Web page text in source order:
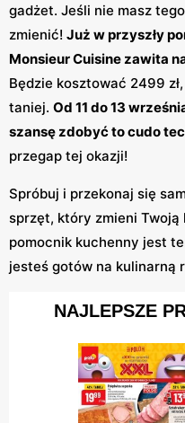
gadżet. Jeśli nie masz
zmienić! Już w przyszły
Monsieur Cuisine zawita
Będzie kosztować 2499
taniej. Od 11 do 13
szansę zdobyć to cudo
przegap tej okazji!
Spróbuj i przekonaj się
sprzęt, który zmieni
pomocnik kuchenny jest
jesteś gotów na kulinarną